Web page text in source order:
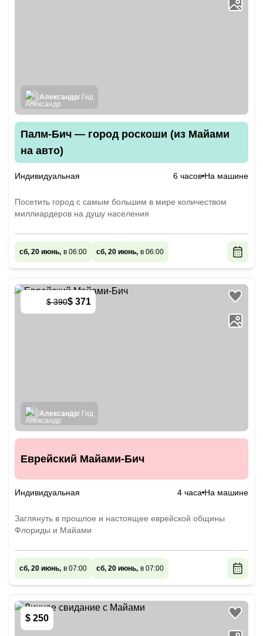
Александр/ Гид
Палм-Бич — город роскоши (из Майами
на авто)
Индивидуальная 6 часов На машине
Посетить город с самым большим в мире количеством
миллиардеров на душу населения
сб, 20 июнь, в 06:00 сб, 20 июнь, в 06:00
$ 390$ 371
Александр/ Гид
Еврейский Майами-Бич
Индивидуальная 4 часа На машине
Заглянуть в прошлое и настоящее еврейской общины
Флориды и Майами
сб, 20 июнь, в 07:00 сб, 20 июнь, в 07:00
$ 250